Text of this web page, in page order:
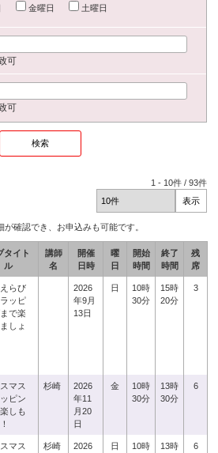
金曜日 土曜日
可
可
1 - 10件 /93件
確認でき、お申込みも可能です。
タイト
ル
講師
名
開催
日時
曜
日
開始
時間
終了
時間
残
席
らび
ッピ
で楽
しょ
2026
年9月
13日
日
10時
30分
15時
20分
3
マス
ピン
しも
杉崎
2026
年11
月20
日
金
10時
30分
13時
30分
6
マス
杉崎
2026
日
10時
13時
6